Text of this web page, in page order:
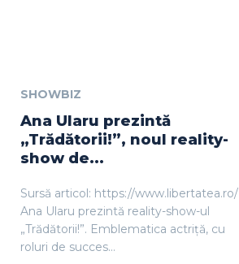
SHOWBIZ
Ana Ularu prezintă
„Trădătorii!”, noul reality-
show de...
Sursă articol: https://www.libertatea.ro/
Ana Ularu prezintă reality-show-ul
„Trădătorii!”. Emblematica actriță, cu
roluri de succes...